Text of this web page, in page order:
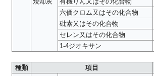
六価クロム又はその化合物
砒素又はその化合物
セレン又はその化合物
1-4ジオキサン
種類 項目